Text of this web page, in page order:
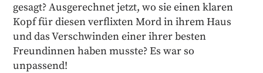
gesagt? Ausgerechnet jetzt, wo sie einen klaren
Kopf für diesen verflixten Mord in ihrem Haus
und das Verschwinden einer ihrer besten
Freundinnen haben musste? Es war so
unpassend!